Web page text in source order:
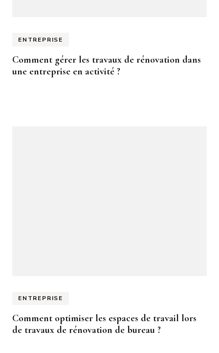
ENTREPRISE
Comment gérer les travaux de rénovation dans
une entreprise en activité ?
ENTREPRISE
Comment optimiser les espaces de travail lors
de travaux de rénovation de bureau ?